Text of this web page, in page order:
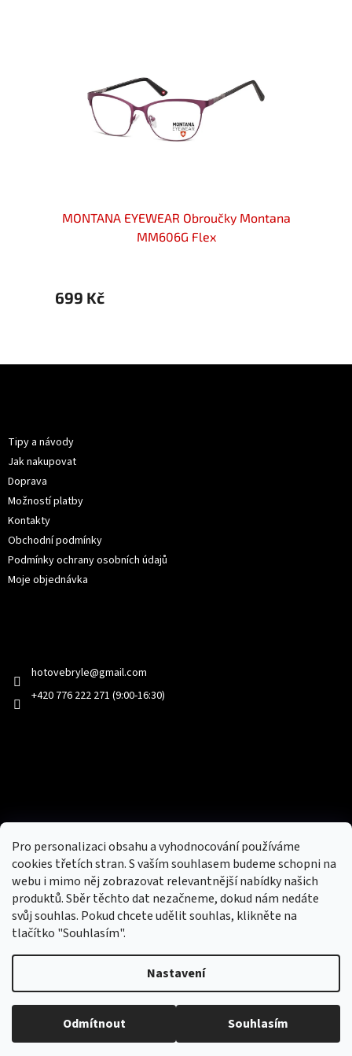
Pro personalizaci obsahu a vyhodnocování používáme
cookies třetích stran. S vaším souhlasem budeme schopni na
webu i mimo něj zobrazovat relevantnější nabídky našich
produktů. Sběr těchto dat nezačneme, dokud nám nedáte
svůj souhlas. Pokud chcete udělit souhlas, klikněte na
tlačítko "Souhlasím".
Nastavení
Odmítnout Souhlasím
MONTANA EYEWEAR Obroučky Montana
MM606G Flex
699 Kč
Tipy a návody
Jak nakupovat
Doprava
Možností platby
Kontakty
Obchodní podmínky
Podmínky ochrany osobních údajů
Moje objednávka
hotovebryle@gmail.com
+420 776 222 271 (9:00-16:30)
Nový obchod s batohy, cestovními zavazadly, tašky a peněženky
Copyright 2026hotovebryle.cz
. Všechna práva